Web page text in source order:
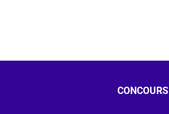
CONCOURS